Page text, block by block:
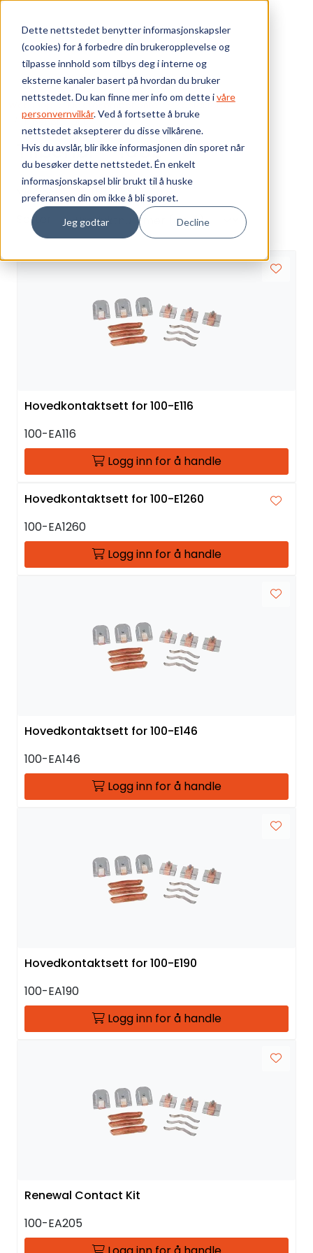
Dette nettstedet benytter informasjonskapsler
(cookies) for å forbedre din brukeropplevelse og
tilpasse innhold som tilbys deg i interne og
eksterne kanaler basert på hvordan du bruker
nettstedet. Du kan finne mer info om dette ivåre
personvernvilkår. Ved å fortsette å bruke
nettstedet aksepterer du disse vilkårene.
Hvis du avslår, blir ikke informasjonen din sporet når
du besøker dette nettstedet. Én enkelt
informasjonskapsel blir brukt til å huske
preferansen din om ikke å bli sporet.
Jeg godtar Decline
Skip to main content
Webshop Elektrokomponenter
Kontaktorer
Tilbehør - 100E
Tilbehør - 100E
Visning
Sorter
Hovedkontaktsett for 100-E116
100-EA116
Logg inn for å handle
Hovedkontaktsett for 100-E1260
100-EA1260
Logg inn for å handle
Hovedkontaktsett for 100-E146
100-EA146
Logg inn for å handle
Hovedkontaktsett for 100-E190
100-EA190
Logg inn for å handle
Renewal Contact Kit
100-EA205
Bærekraft
Vi tilbyr
Ressurser
Om oss